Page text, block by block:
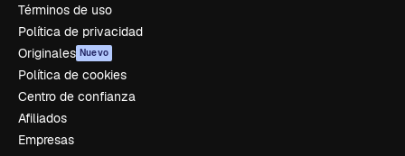
Términos de uso
Política de privacidad
Originales Nuevo
Política de cookies
Centro de confianza
Afiliados
Empresas